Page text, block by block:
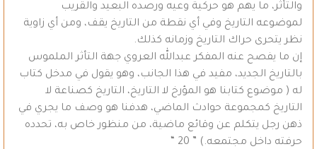
والتأثر، ما يهم هو حركية وعيه ورصده البعيد والقريب
لموضوعه التاريخ وفي أي نقطة من التاريخ يقف، ومن أي زاوية
نظر يتحرى حراك التاريخ وزمانه كذلك.
إن ما يفصح عنه المفكر عبدالله العروي جهة التأثر الملموس
بالتاريخ الجديد، مفيد في هذا الجانب، وهو يقول في مدخل كتاب
له ( موضوع كتابنا هو المؤرخ لا التاريخ، التاريخ كصناعة لا
التاريخ كمجموعة حوادث الماضي، هدفنا هو وصف ما يجري في
ذهن رجل يتكلم عن وقائع ماضية، من منظور خاص به، تحدده
حرفته داخل مجتمعه.) ” 20 “